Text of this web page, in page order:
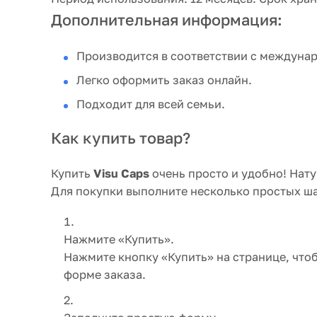
Дополнительная информация:
Производится в соответствии с
Легко оформить заказ онлайн.
Подходит для всей семьи.
Как купить товар?
Купить Visu Caps очень просто и удобно!
Для покупки выполните несколько простых
Нажмите «Купить».
Нажмите кнопку «Купить» на странице,
форме заказа.